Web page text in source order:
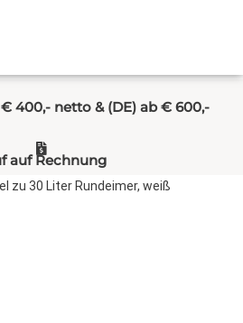
400,- netto & (DE) ab € 600,-
auf Rechnung
zu 30 Liter Rundeimer, weiß